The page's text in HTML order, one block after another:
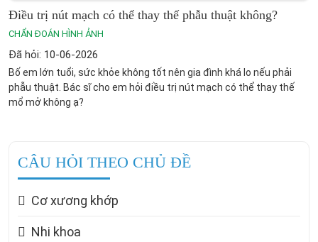
Điều trị nút mạch có thể thay thế phẫu thuật không?
CHẨN ĐOÁN HÌNH ẢNH
Đã hỏi: 10-06-2026
Bố em lớn tuổi, sức khỏe không tốt nên gia đình khá lo nếu phải
phẫu thuật. Bác sĩ cho em hỏi điều trị nút mạch có thể thay thế
mổ mở không ạ?
CÂU HỎI THEO CHỦ ĐỀ
Cơ xương khớp
Nhi khoa